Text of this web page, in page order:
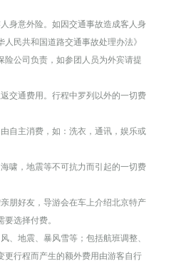
身意外险。如因交通事故造成客人身
民共和国道路交通事故处理办法》
险公司负责，如参团人员为外宾请提
交通费用。行程中罗列以外的一切费
自主消费，如：洗衣，通讯，娱乐或
啸，地震等不可抗力而引起的一切费
朋好友，导游会在车上介绍北京特产
选择付费。
、地震、暴风雪等；包括航班调整、
更行程而产生的额外费用由游客自行